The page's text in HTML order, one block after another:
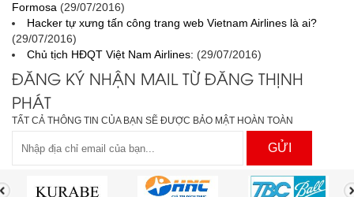
Formosa (29/07/2016)
Hacker tự xưng tấn công trang web Vietnam Airlines là ai?
(29/07/2016)
Chủ tịch HĐQT Việt Nam Airlines: (29/07/2016)
ĐĂNG KÝ NHẬN MAIL TỪ ĐĂNG THỊNH
PHÁT
TẤT CẢ THÔNG TIN CỦA BẠN SẼ ĐƯỢC BẢO MẬT HOÀN TOÀN
GỬI